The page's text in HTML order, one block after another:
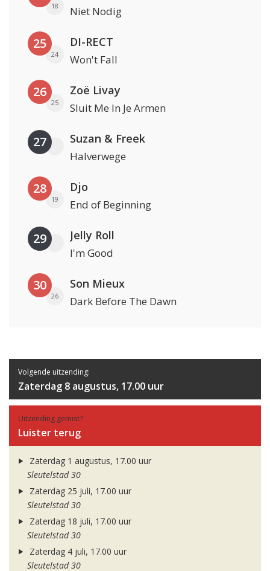
18 Niet Nodig
25
24
DI-RECT
Won't Fall
26
25
Zoë Livay
Sluit Me In Je Armen
27 Suzan & Freek
Halverwege
28
19
Djo
End of Beginning
29 Jelly Roll
I'm Good
30
26
Son Mieux
Dark Before The Dawn
Volgende uitzending:
Zaterdag 8 augustus, 17.00 uur
Uitzending gemist?
Luister terug
Zaterdag 1 augustus, 17.00 uur
Sleutelstad 30
Zaterdag 25 juli, 17.00 uur
Sleutelstad 30
Zaterdag 18 juli, 17.00 uur
Sleutelstad 30
Zaterdag 4 juli, 17.00 uur
Sleutelstad 30